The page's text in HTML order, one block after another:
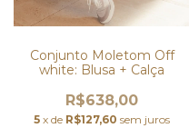
Conjunto Moletom Off
white: Blusa + Calça
R$638,00
5 x de R$127,60 sem juros